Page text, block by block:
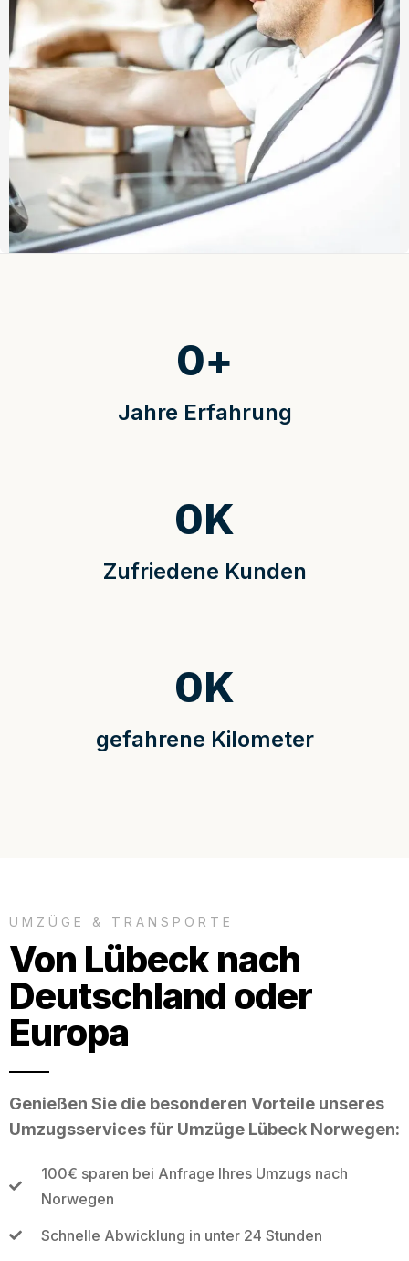
Jahre Erfahrung
0+
Zufriedene Kunden
0K
gefahrene Kilometer
0K
UMZÜGE & TRANSPORTE
Von Lübeck nach
Deutschland oder
Europa
Genießen Sie die besonderen Vorteile unseres
Umzugsservices für Umzüge Lübeck Norwegen:
100€ sparen bei Anfrage Ihres Umzugs nach
Norwegen
Schnelle Abwicklung in unter 24 Stunden